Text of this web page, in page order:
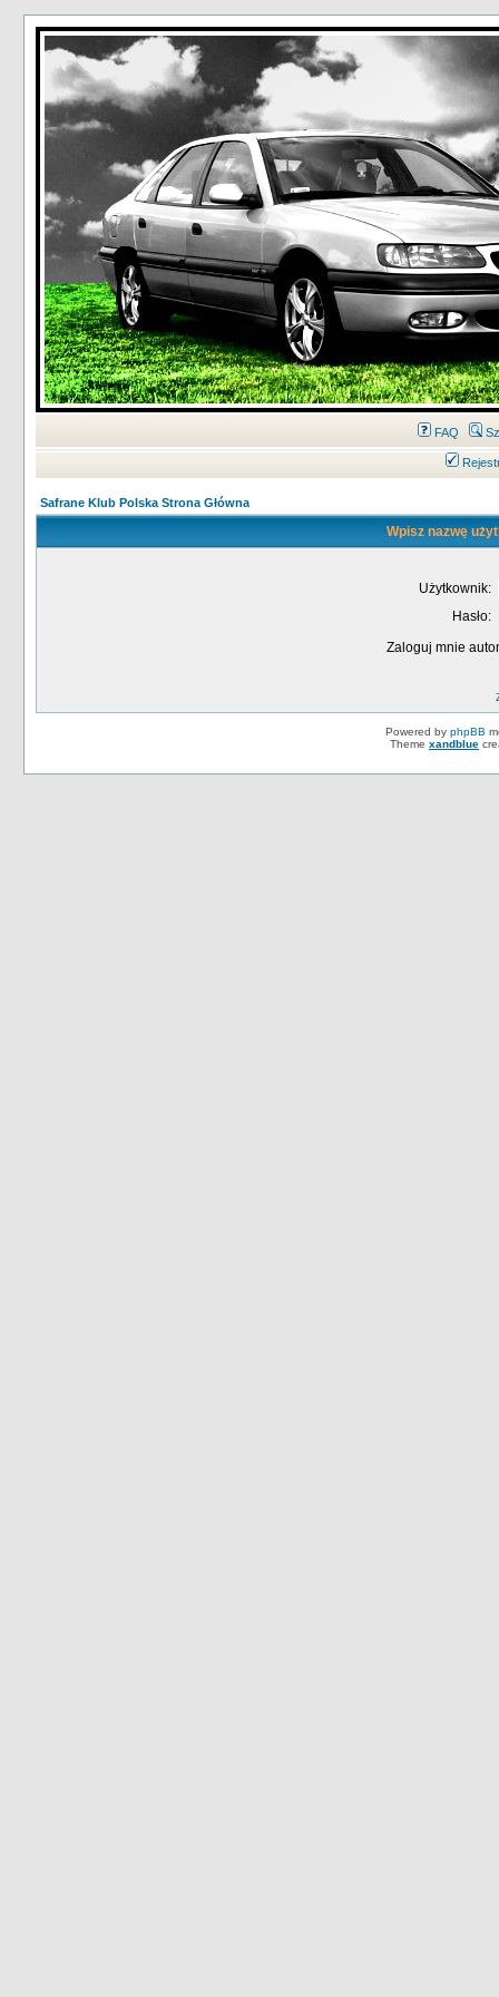
FAQ
Safrane Klub Polska Strona Główna
Wpisz nazwę
Użytkownik:
Hasło:
Zaloguj mnie
Powered by phpBB
Theme xandblue